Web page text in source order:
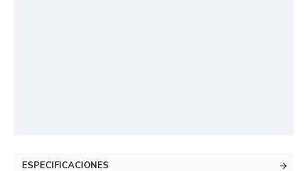
ESPECIFICACIONES